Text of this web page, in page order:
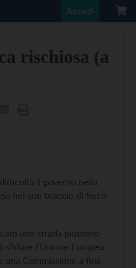
Accedi
rischiosa (a
il governo nella
nel suo braccio di ferro
una strada piuttosto
sfidare l’Unione Europea
una Commissione a fine